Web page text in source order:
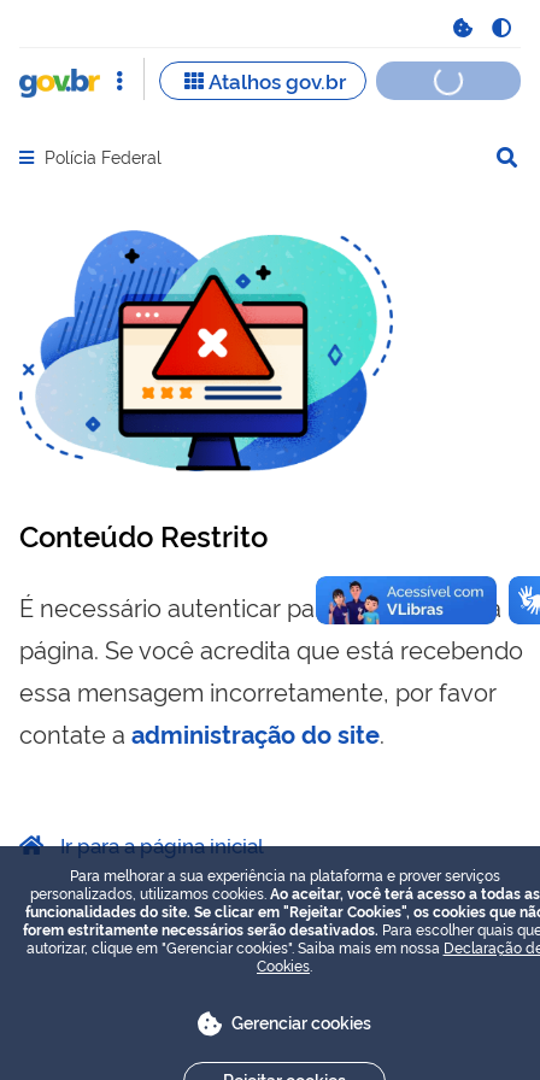
Abrir menu principal de navegação
Polícia Federal
Conteúdo Restrito
É necessário autenticar para visualizar essa
página. Se você acredita que está recebendo
essa mensagem incorretamente, por favor
contate a administração do site.
Ir para a página inicial
Para melhorar a sua experiência na plataforma e prover serviços
personalizados, utilizamos cookies. Ao aceitar, você terá acesso a todas as
funcionalidades do site. Se clicar em "Rejeitar Cookies", os cookies que
forem estritamente necessários serão desativados. Para escolher quais
autorizar, clique em "Gerenciar cookies". Saiba mais em nossa Declaração
Cookies
Gerenciar cookies